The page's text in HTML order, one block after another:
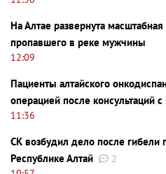
На Алтае развернута
пропавшего в реке мужчины
12:09
Пациенты алтайского
операцией после консультаций
11:36
СК возбудил дело после гибели
Республике Алтай
2